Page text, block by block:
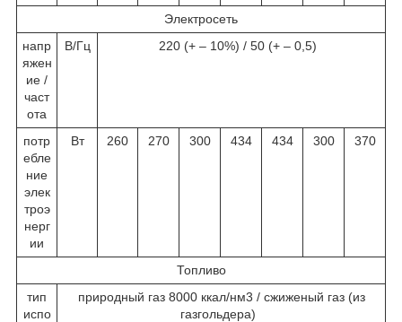
Электросеть
напр
яжен
ие /
част
ота
В/Гц 220 (+ – 10%) / 50 (+ – 0,5)
потр
ебле
ние
элек
троэ
нерг
ии
Вт 260 270 300 434 434 300 370
Топливо
тип
испо
природный газ 8000 ккал/нм3 / сжиженый газ (из
газгольдера)